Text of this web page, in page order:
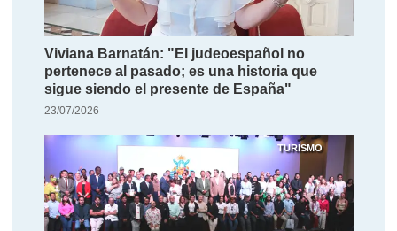
Viviana Barnatán: "El judeoespañol no
pertenece al pasado; es una historia que
sigue siendo el presente de España"
23/07/2026
TURISMO